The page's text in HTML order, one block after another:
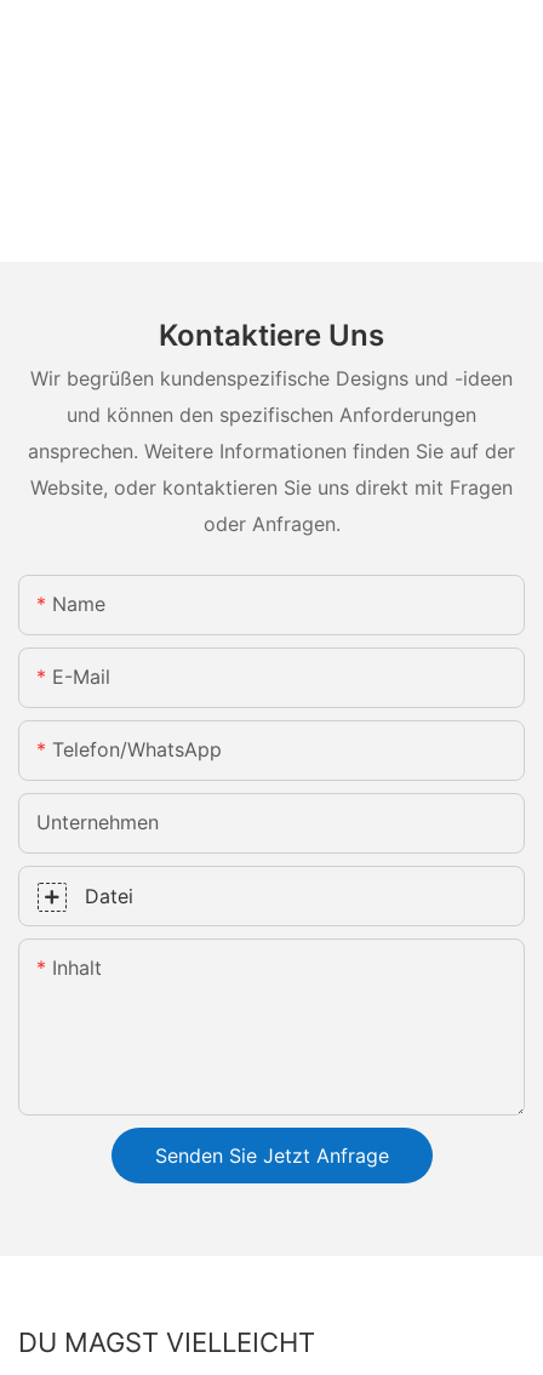
Kontaktiere Uns
Wir begrüßen kundenspezifische Designs und -ideen
und können den spezifischen Anforderungen
ansprechen. Weitere Informationen finden Sie auf der
Website, oder kontaktieren Sie uns direkt mit Fragen
oder Anfragen.
Name
E-Mail
Telefon/WhatsApp
Unternehmen
Datei
Inhalt
Senden Sie Jetzt Anfrage
DU MAGST VIELLEICHT